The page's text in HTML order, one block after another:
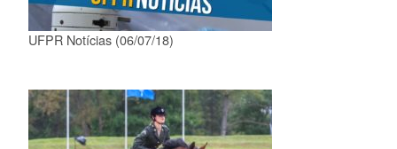
UFPR Notícias (06/07/18)